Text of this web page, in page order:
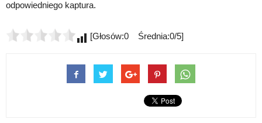
odpowiedniego kaptura.
[Głosów:0 Średnia:0/5]